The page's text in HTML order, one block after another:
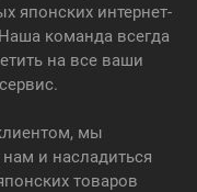
японских интернет-
команда всегда
на все ваши
мы
и насладиться
товаров